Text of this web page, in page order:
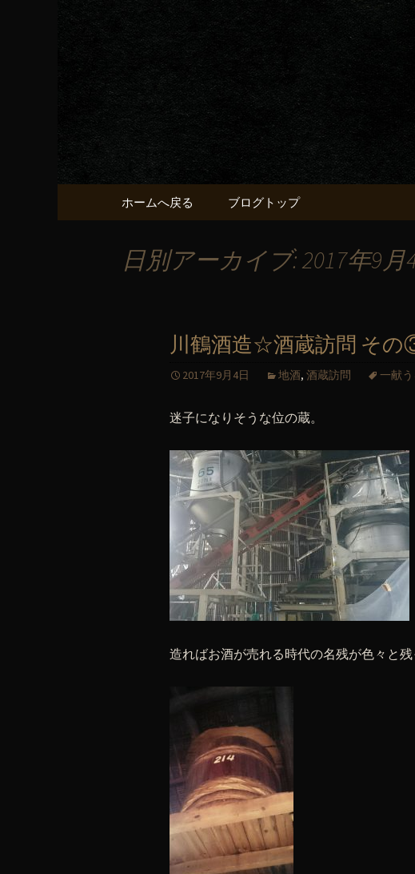
京都・五条
献うるうる
京都・五条烏丸の町屋居酒屋「
コンテンツへ移動
ホームへ戻る ブログトップ
日別アーカイブ: 2017年9月
川鶴酒造☆酒蔵訪問 そ
2017年9月4日 地酒, 酒蔵訪問 一献
迷子になりそうな位の蔵。
造ればお酒が売れる時代の名残が色々と残